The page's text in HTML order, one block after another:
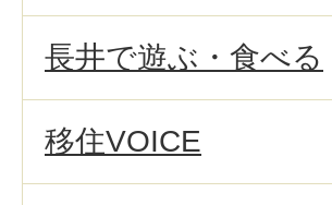
長井で遊ぶ・食べる
移住VOICE